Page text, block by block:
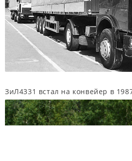
ЗиЛ4331 встал на конвейер в